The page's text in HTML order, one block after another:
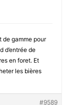
de gamme pour
d’entrée de
en foret. Et
les bières
#9589